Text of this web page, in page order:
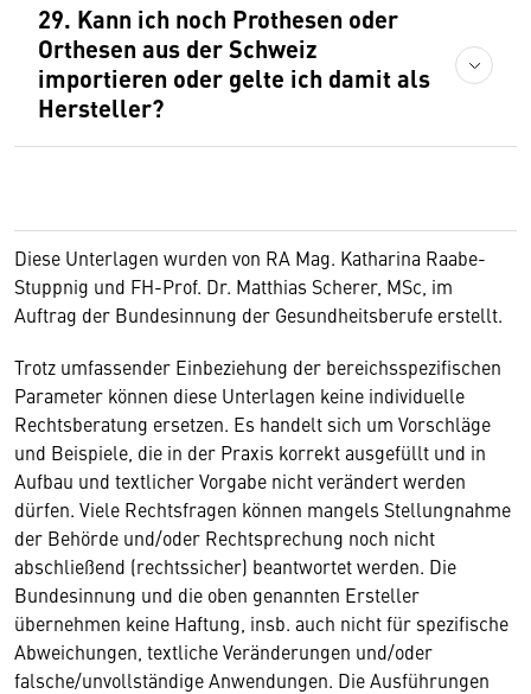
29. Kann ich noch Prothesen oder
Orthesen aus der Schweiz
importieren oder gelte ich damit als
Hersteller?
Diese Unterlagen wurden von RA Mag. Katharina Raabe-
Stuppnig und FH-Prof. Dr. Matthias Scherer, MSc, im
Auftrag der Bundesinnung der Gesundheitsberufe erstellt.
Trotz umfassender Einbeziehung der bereichsspezifischen
Parameter können diese Unterlagen keine individuelle
Rechtsberatung ersetzen. Es handelt sich um Vorschläge
und Beispiele, die in der Praxis korrekt ausgefüllt und in
Aufbau und textlicher Vorgabe nicht verändert werden
dürfen. Viele Rechtsfragen können mangels Stellungnahme
der Behörde und/oder Rechtsprechung noch nicht
abschließend (rechtssicher) beantwortet werden. Die
Bundesinnung und die oben genannten Ersteller
übernehmen keine Haftung, insb. auch nicht für spezifische
Abweichungen, textliche Veränderungen und/oder
falsche/unvollständige Anwendungen. Die Ausführungen